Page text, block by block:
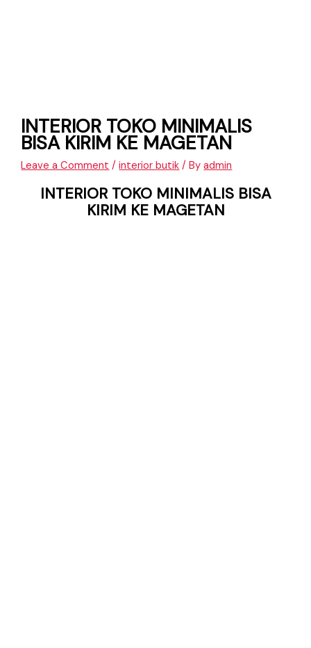
INTERIOR TOKO MINIMALIS
BISA KIRIM KE MAGETAN
Leave a Comment /interior butik / Byadmin
INTERIOR TOKO MINIMALIS BISA
KIRIM KE MAGETAN